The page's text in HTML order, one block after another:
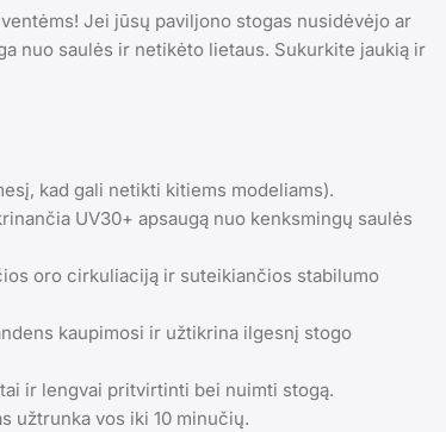
Jei jūsų paviljono stogas nusidėvėjo ar
nuo saulės ir netikėto lietaus. Sukurkite jaukią ir
kad gali netikti kitiems modeliams).
UV30+ apsaugą nuo kenksmingų saulės
oro cirkuliaciją ir suteikiančios stabilumo
kaupimosi ir užtikrina ilgesnį stogo
ir lengvai pritvirtinti bei nuimti stogą.
užtrunka vos iki 10 minučių.